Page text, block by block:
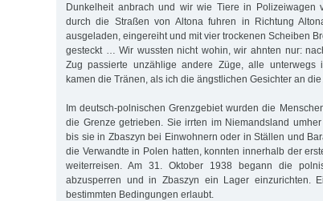
Dunkelheit anbrach und wir wie Tiere in Polizeiwagen
durch die Straßen von Altona fuhren in Richtung
ausgeladen, eingereiht und mit vier trockenen Scheiben
gesteckt … Wir wussten nicht wohin, wir ahnten nur:
Zug passierte unzählige andere Züge, alle
kamen die Tränen, als ich die ängstlichen Gesichter an
Im deutsch-polnischen Grenzgebiet wurden die
die Grenze getrieben. Sie irrten im Niemandsland
bis sie in Zbaszyn bei Einwohnern oder in Ställen und
die Verwandte in Polen hatten, konnten innerhalb der
weiterreisen. Am 31. Oktober 1938 begann die
abzusperren und in Zbaszyn ein Lager einzurichten.
bestimmten Bedingungen erlaubt.